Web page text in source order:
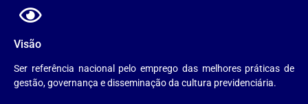
Visão
Ser referência nacional pelo emprego das melhores práticas de
gestão, governança e disseminação da cultura previdenciária.